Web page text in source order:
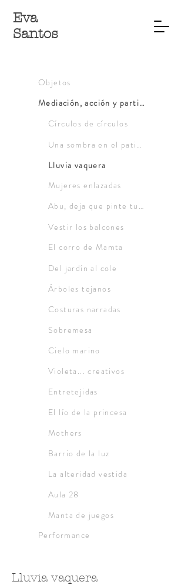
Eva
Santos
Objetos
Mediación, acción y participación
Círculos de círculos
Una sombra en el patio de mi cole
Lluvia vaquera
Mujeres enlazadas
Abu, deja que pinte tu cuento
Vestir los balcones
El corro de Mamta
Del jardín al cole
Árboles tejanos
Costuras narradas
Sobremesa
Cielo marino
Violeta... creativos
Entretejidas
El lío de la princesa
Mothers
Barrio de la luz
La alteridad vestida
Aula 28
Manta de juegos
Performance
Lluvia vaquera